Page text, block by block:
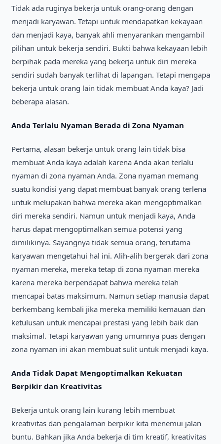
Tidak ada ruginya bekerja untuk orang-orang dengan
menjadi karyawan. Tetapi untuk mendapatkan kekayaan
dan menjadi kaya, banyak ahli menyarankan mengambil
pilihan untuk bekerja sendiri. Bukti bahwa kekayaan lebih
berpihak pada mereka yang bekerja untuk diri mereka
sendiri sudah banyak terlihat di lapangan. Tetapi mengapa
bekerja untuk orang lain tidak membuat Anda kaya? Jadi
beberapa alasan.
Anda Terlalu Nyaman Berada di Zona Nyaman
Pertama, alasan bekerja untuk orang lain tidak bisa
membuat Anda kaya adalah karena Anda akan terlalu
nyaman di zona nyaman Anda. Zona nyaman memang
suatu kondisi yang dapat membuat banyak orang terlena
untuk melupakan bahwa mereka akan mengoptimalkan
diri mereka sendiri. Namun untuk menjadi kaya, Anda
harus dapat mengoptimalkan semua potensi yang
dimilikinya. Sayangnya tidak semua orang, terutama
karyawan mengetahui hal ini. Alih-alih bergerak dari zona
nyaman mereka, mereka tetap di zona nyaman mereka
karena mereka berpendapat bahwa mereka telah
mencapai batas maksimum. Namun setiap manusia dapat
berkembang kembali jika mereka memiliki kemauan dan
ketulusan untuk mencapai prestasi yang lebih baik dan
maksimal. Tetapi karyawan yang umumnya puas dengan
zona nyaman ini akan membuat sulit untuk menjadi kaya.
Anda Tidak Dapat Mengoptimalkan Kekuatan
Berpikir dan Kreativitas
Bekerja untuk orang lain kurang lebih membuat
kreativitas dan pengalaman berpikir kita menemui jalan
buntu. Bahkan jika Anda bekerja di tim kreatif, kreativitas